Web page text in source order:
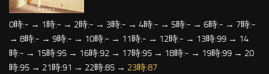
0時:- → 1時:- → 2時:- → 3時:- → 4時:- → 5時:- → 6時:- → 7時:-
→ 8時:- → 9時:- → 10時:- → 11時:- → 12時:- → 13時:99 → 14
時:- → 15時:95 → 16時:92 → 17時:95 → 18時:- → 19時:99 → 20
時:95 → 21時:91 → 22時:85 → 23時:87